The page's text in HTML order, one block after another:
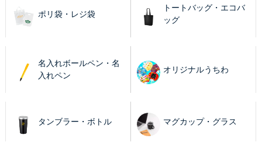
ポリ袋・レジ袋
トートバッグ・エコバ
ッグ
名入れボールペン・名
入れペン
オリジナルうちわ
タンブラー・ボトル マグカップ・グラス